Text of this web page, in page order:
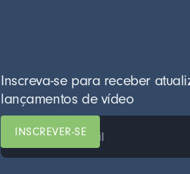
Inscreva-se para receber
lançamentos de vídeo